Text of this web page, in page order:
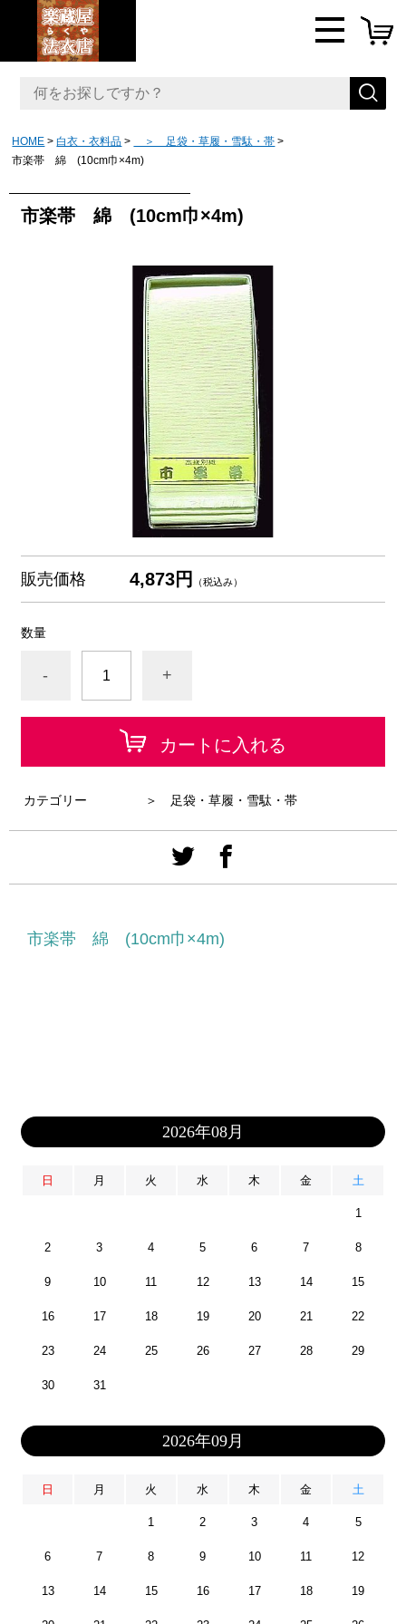
HOME 白衣・衣料品
＞ 足袋・草履・雪駄・帯
市楽帯 綿 (10cm巾×4m)
市楽帯 綿 (10cm巾×4m)
販売価格 4,873円 （税込み）
数量
- +
カートに入れる
カテゴリー ＞ 足袋・草履・雪駄・帯
市楽帯 綿 (10cm巾×4m)
2026年08月
日 月 火 水 木 金 土
1
2 3 4 5 6 7 8
9 10 11 12 13 14 15
16 17 18 19 20 21 22
23 24 25 26 27 28 29
30 31
2026年09月
日 月 火 水 木 金 土
1 2 3 4 5
6 7 8 9 10 11 12
13 14 15 16 17 18 19